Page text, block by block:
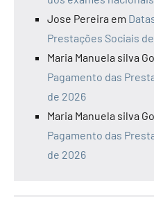
Jose Pereira em
Prestações Sociais
Maria Manuela silva
Pagamento das
de 2026
Maria Manuela silva
Pagamento das
de 2026